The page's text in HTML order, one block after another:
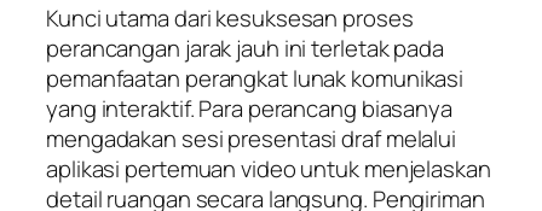
Kunci utama dari kesuksesan proses
perancangan jarak jauh ini terletak pada
pemanfaatan perangkat lunak komunikasi
yang interaktif. Para perancang biasanya
mengadakan sesi presentasi draf melalui
aplikasi pertemuan video untuk menjelaskan
detail ruangan secara langsung. Pengiriman